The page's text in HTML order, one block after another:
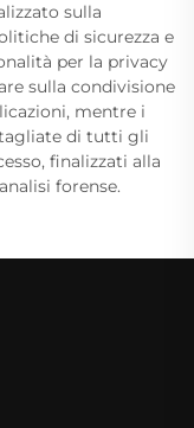
sulla
di sicurezza e
per la privacy
sulla condivisione
mentre i
di tutti gli
finalizzati alla
forense.